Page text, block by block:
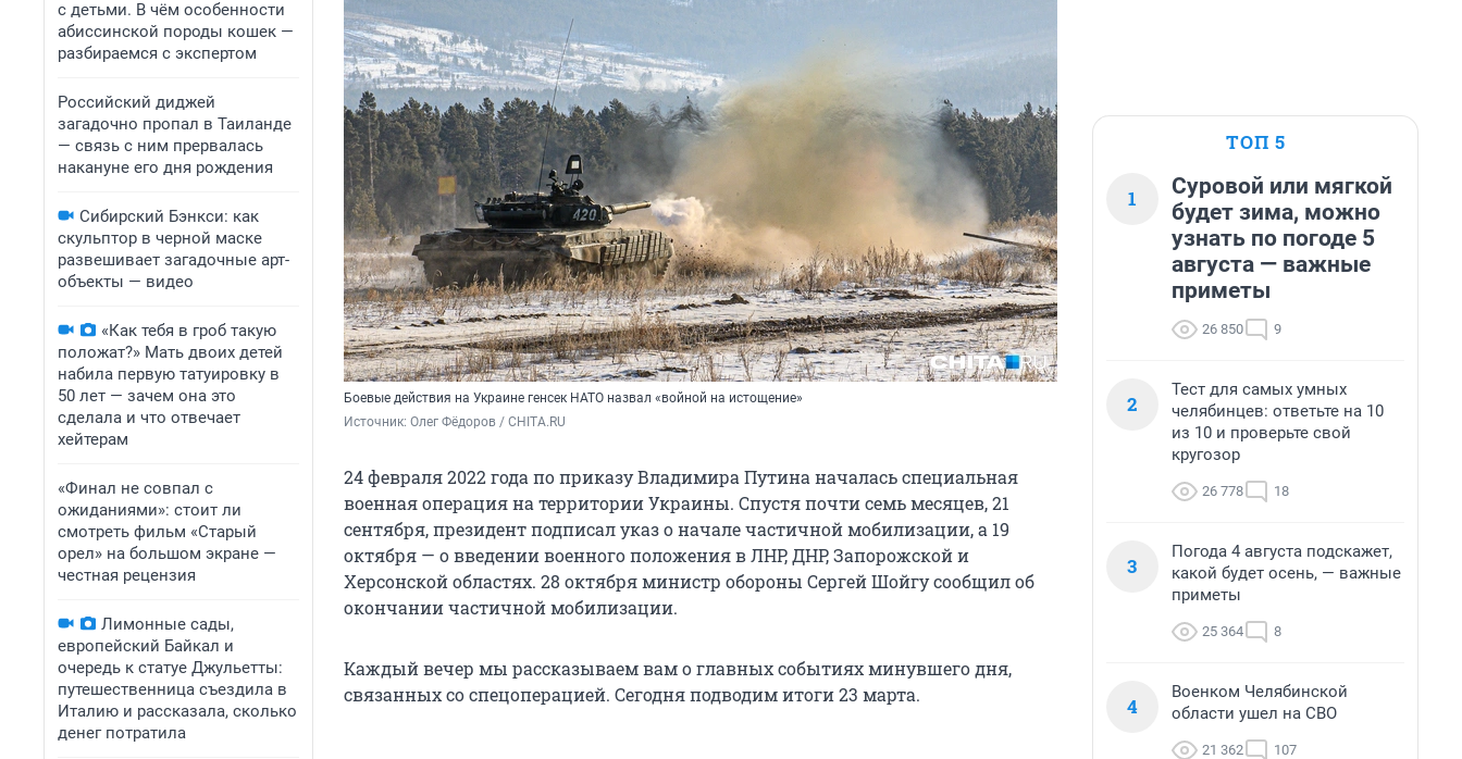
с детьми. В чём особенности
абиссинской породы кошек —
разбираемся с экспертом
Российский диджей
загадочно пропал в Таиланде
— связь с ним прервалась
накануне его дня рождения
Сибирский Бэнкси: как
скульптор в черной маске
развешивает загадочные арт-
объекты — видео
«Как тебя в гроб такую
положат?» Мать двоих детей
набила первую татуировку в
50 лет — зачем она это
сделала и что отвечает
хейтерам
«Финал не совпал с
ожиданиями»: стоит ли
смотреть фильм «Старый
орел» на большом экране —
честная рецензия
Лимонные сады,
европейский Байкал и
очередь к статуе Джульетты:
путешественница съездила в
Италию и рассказала, сколько
денег потратила
Боевые действия на Украине генсек НАТО назвал «войной на истощение»
Источник: Олег Фёдоров / CHITA.RU
24 февраля 2022 года по приказу Владимира Путина началась специальная
военная операция на территории Украины. Спустя почти семь месяцев, 21
сентября, президент подписал указ о начале частичной мобилизации, а 19
октября — о введении военного положения в ЛНР, ДНР, Запорожской и
Херсонской областях. 28 октября министр обороны Сергей Шойгу сообщил об
окончании частичной мобилизации.
Каждый вечер мы рассказываем вам о главных событиях минувшего дня,
связанных со спецоперацией. Сегодня подводим итоги 23 марта.
ТОП 5
1
Суровой или мягкой
будет зима, можно
узнать по погоде 5
августа — важные
приметы
26 850 9
2
Тест для самых умных
челябинцев: ответьте на 10
из 10 и проверьте свой
кругозор
26 778 18
3
Погода 4 августа подскажет,
какой будет осень, — важные
приметы
25 364 8
4
Военком Челябинской
области ушел на СВО
21 362 107